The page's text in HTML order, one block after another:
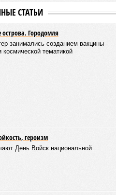
составило 4 миллиона.
дамбы на реке
весь Северный Китай, так
и потоп просто не
пути, уничтожая деревни и
тыс. квадратных
Оренбургской или
остались без крова,
спровоцированной
в рейтинге стихийных
циклон Бхола 1970 года,
себе подобных за всю
территории современной
Восточным Пакистаном, и
Шторма унесли